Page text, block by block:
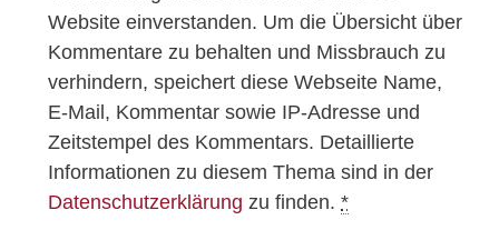
Website einverstanden. Um die Übersicht über
Kommentare zu behalten und Missbrauch zu
verhindern, speichert diese Webseite Name,
E-Mail, Kommentar sowie IP-Adresse und
Zeitstempel des Kommentars. Detaillierte
Informationen zu diesem Thema sind in der
Datenschutzerklärung zu finden. *